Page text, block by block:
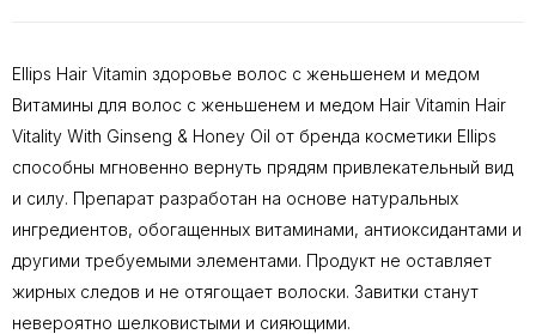
Ellips Hair Vitamin здоровье волос с женьшенем и медом
Витамины для волос с женьшенем и медом Hair Vitamin Hair
Vitality With Ginseng & Honey Oil от бренда косметики Ellips
способны мгновенно вернуть прядям привлекательный вид
и силу. Препарат разработан на основе натуральных
ингредиентов, обогащенных витаминами, антиоксидантами и
другими требуемыми элементами. Продукт не оставляет
жирных следов и не отягощает волоски. Завитки станут
невероятно шелковистыми и сияющими.